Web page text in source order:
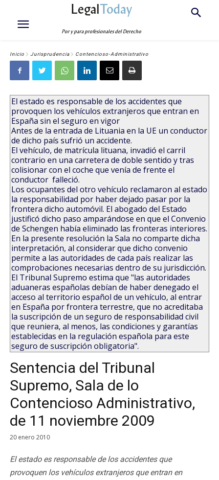
LegalToday
Por y para profesionales del Derecho
Inicio Jurisprudencia Contencioso-Administrativo
El estado es responsable de los accidentes que
provoquen los vehículos extranjeros que entran en
España sin el seguro en vigor
Antes de la entrada de Lituania en la UE un conductor
de dicho país sufrió un accidente.
El vehículo, de matrícula lituana, invadió el carril
contrario en una carretera de doble sentido y tras
colisionar con el coche que venía de frente el
conductor falleció.
Los ocupantes del otro vehículo reclamaron al estado
la responsabilidad por haber dejado pasar por la
frontera dicho automóvil. El abogado del Estado
justificó dicho paso amparándose en que el Convenio
de Schengen había eliminado las fronteras interiores.
En la presente resolución la Sala no comparte dicha
interpretación, al considerar que dicho convenio
permite a las autoridades de cada país realizar las
comprobaciones necesarias dentro de su jurisdicción.
El Tribunal Supremo estima que "las autoridades
aduaneras españolas debían de haber denegado el
acceso al territorio español de un vehículo, al entrar
en España por frontera terrestre, que no acreditaba
la suscripción de un seguro de responsabilidad civil
que reuniera, al menos, las condiciones y garantías
establecidas en la regulación española para este
seguro de suscripción obligatoria".
Sentencia del Tribunal
Supremo, Sala de lo
Contencioso Administrativo,
de 11 noviembre 2009
20 enero 2010
El estado es responsable de los accidentes que
provoquen los vehículos extranjeros que entran en